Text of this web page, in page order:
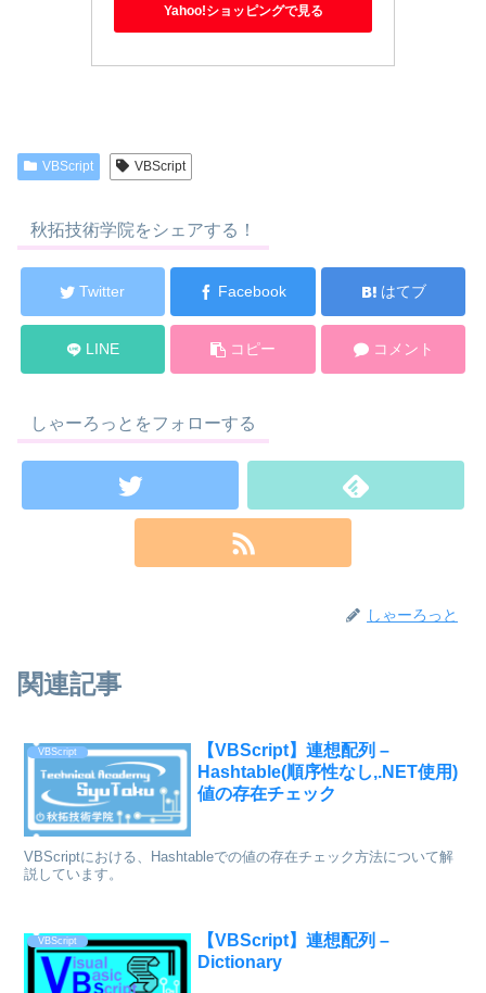
Yahoo!ショッピングで見る
VBScript VBScript
秋拓技術学院をシェアする！
Twitter Facebook はてブ
LINE コピー コメント
しゃーろっとをフォローする
しゃーろっと
関連記事
VBScript
【VBScript】連想配列 –
Hashtable(順序性なし,.NET使用)
値の存在チェック
VBScriptにおける、Hashtableでの値の存在チェック方法について解
説しています。
VBScript
【VBScript】連想配列 –
Dictionary